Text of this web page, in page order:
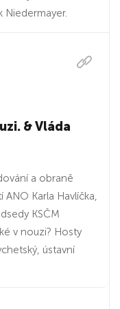
Niedermayer.
& Vláda
a obraně
Karla Havlíčka,
KSČM
v nouzi? Hosty
ústavní